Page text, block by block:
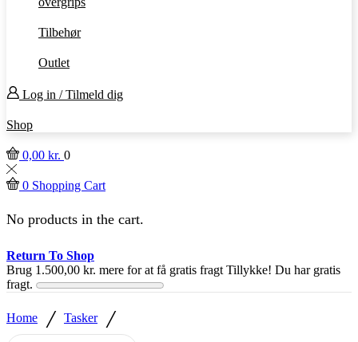
Tilbehør
Outlet
Log in / Tilmeld dig
Shop
0,00 kr. 0
0 Shopping Cart
No products in the cart.
Return To Shop
Brug 1.500,00 kr. mere for at få gratis fragt Tillykke! Du har gratis
fragt.
Home / Tasker /